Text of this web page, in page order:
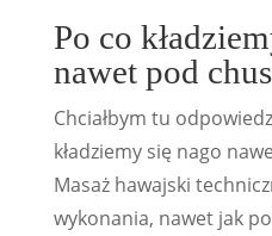
Po co
nawet pod
Chciałbym tu
kładziemy się nago
Masaż hawajski
wykonania, nawet jak